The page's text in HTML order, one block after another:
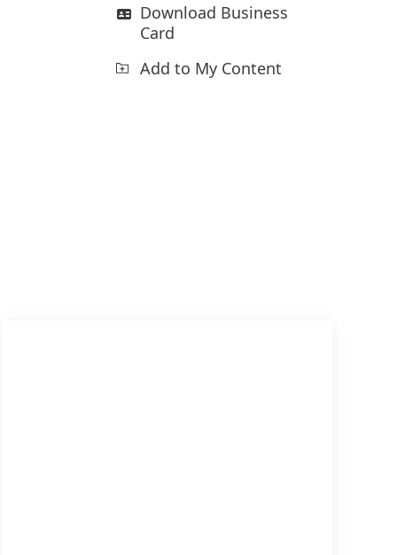
Download Business
Card
Add to My Content